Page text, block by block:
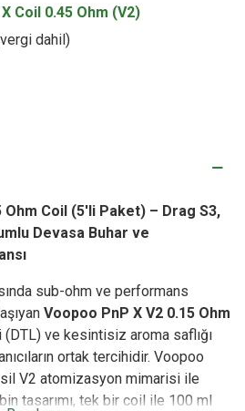
Coil 0.45 Ohm (V2)
dahil)
Ohm Coil (5'li Paket) – Drag S3,
Devasa Buhar ve
sub-ohm ve performans
Voopoo PnP X V2 0.15 Ohm
ve kesintisiz aroma saflığı
ortak tercihidir. Voopoo
V2 atomizasyon mimarisi ile
tasarımı, tek bir coil ile 100 ml